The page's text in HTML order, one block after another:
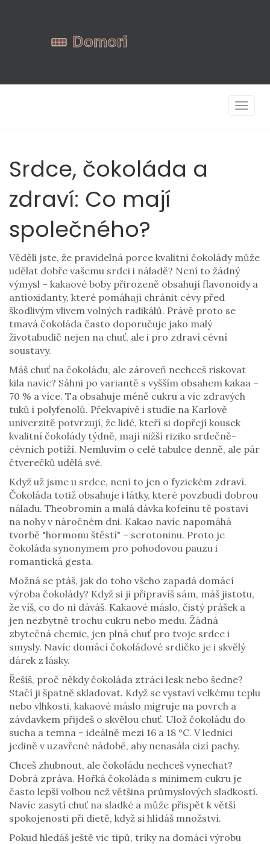
Srdce, čokoláda a
zdraví: Co mají
společného?
Věděli jste, že pravidelná porce kvalitní čokolády může
udělat dobře vašemu srdci i náladě? Není to žádný
výmysl – kakaové boby přirozeně obsahují flavonoidy a
antioxidanty, které pomáhají chránit cévy před
škodlivým vlivem volných radikálů. Právě proto se
tmavá čokoláda často doporučuje jako malý
životabudič nejen na chuť, ale i pro zdraví cévní
soustavy.
Máš chuť na čokoládu, ale zároveň nechceš riskovat
kila navíc? Sáhni po variantě s vyšším obsahem kakaa –
70 % a více. Ta obsahuje méně cukru a víc zdravých
tuků i polyfenolů. Překvapivě i studie na Karlově
univerzitě potvrzují, že lidé, kteří si dopřejí kousek
kvalitní čokolády týdně, mají nižší riziko srdečně-
cévních potíží. Nemluvím o celé tabulce denně, ale pár
čtverečků udělá své.
Když už jsme u srdce, není to jen o fyzickém zdraví.
Čokoláda totiž obsahuje i látky, které povzbudí dobrou
náladu. Theobromin a malá dávka kofeinu tě postaví
na nohy v náročném dni. Kakao navíc napomáhá
tvorbě "hormonu štěstí" – serotoninu. Proto je
čokoláda synonymem pro pohodovou pauzu i
romantická gesta.
Možná se ptáš, jak do toho všeho zapadá domácí
výroba čokolády? Když si ji připravíš sám, máš jistotu,
že víš, co do ní dáváš. Kakaové máslo, čistý prášek a
jen nezbytně trochu cukru nebo medu. Žádná
zbytečná chemie, jen plná chuť pro tvoje srdce i
smysly. Navíc domácí čokoládové srdíčko je i skvělý
dárek z lásky.
Řešíš, proč někdy čokoláda ztrácí lesk nebo šedne?
Stačí ji špatně skladovat. Když se vystaví velkému teplu
nebo vlhkosti, kakaové máslo migruje na povrch a
závdavkem přijdeš o skvělou chuť. Ulož čokoládu do
sucha a temna – ideálně mezi 16 a 18 °C. V lednici
jedině v uzavřené nádobě, aby nenasála cizí pachy.
Chceš zhubnout, ale čokoládu nechceš vynechat?
Dobrá zpráva. Hořká čokoláda s minimem cukru je
často lepší volbou než většina průmyslových sladkostí.
Navíc zasytí chuť na sladké a může přispět k větší
spokojenosti při dietě, když si hlídáš množství.
Pokud hledáš ještě víc tipů, triky na domácí výrobu